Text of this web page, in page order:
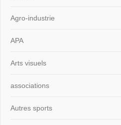
Agro-industrie
APA
Arts visuels
associations
Autres sports